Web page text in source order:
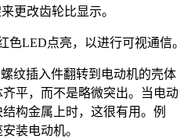
更改齿轮比显示。
色LED点亮，以进行可视通信。
纹插入件翻转到电动机的壳体
平，而不是略微突出。当电动
构金属上时，这很有用。例
装电动机。